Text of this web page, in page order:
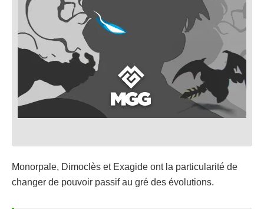
Monorpale, Dimoclès et Exagide ont la particularité de
changer de pouvoir passif au gré des évolutions.